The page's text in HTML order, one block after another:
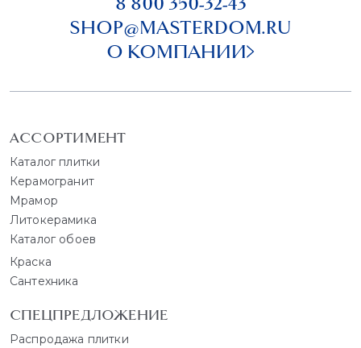
SHOP@MASTERDOM.RU
О КОМПАНИИ
АССОРТИМЕНТ
Каталог плитки
Керамогранит
Мрамор
Литокерамика
Каталог обоев
Краска
Сантехника
СПЕЦПРЕДЛОЖЕНИЕ
Распродажа плитки